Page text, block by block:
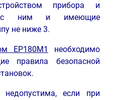
прибора и
с ним и имеющие
не ниже 3.
ЕР180М1
необходимо
правила безопасной
недопустима, если при